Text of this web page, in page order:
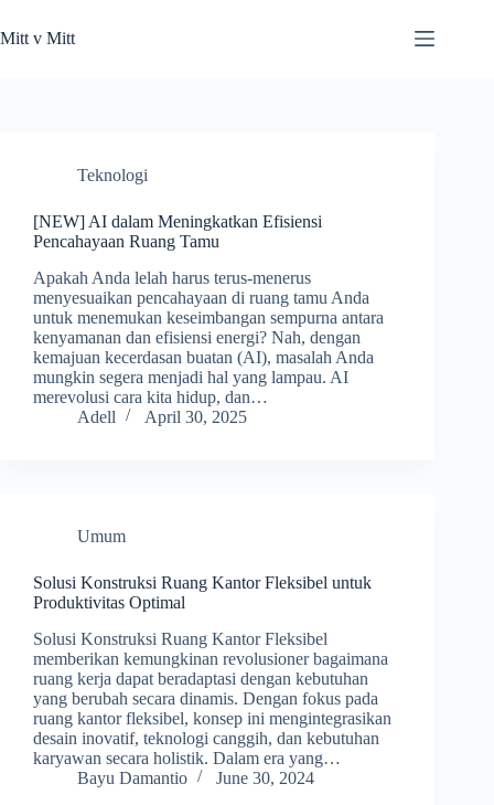
to
content
Mitt v Mitt
Teknologi
[NEW] AI dalam Meningkatkan Efisiensi
Pencahayaan Ruang Tamu
Apakah Anda lelah harus terus-menerus
menyesuaikan pencahayaan di ruang tamu Anda
untuk menemukan keseimbangan sempurna antara
kenyamanan dan efisiensi energi? Nah, dengan
kemajuan kecerdasan buatan (AI), masalah Anda
mungkin segera menjadi hal yang lampau. AI
merevolusi cara kita hidup, dan…
Adell
April 30, 2025
Umum
Solusi Konstruksi Ruang Kantor Fleksibel untuk
Produktivitas Optimal
Solusi Konstruksi Ruang Kantor Fleksibel
memberikan kemungkinan revolusioner bagaimana
ruang kerja dapat beradaptasi dengan kebutuhan
yang berubah secara dinamis. Dengan fokus pada
ruang kantor fleksibel, konsep ini mengintegrasikan
desain inovatif, teknologi canggih, dan kebutuhan
karyawan secara holistik. Dalam era yang…
Bayu Damantio
June 30, 2024